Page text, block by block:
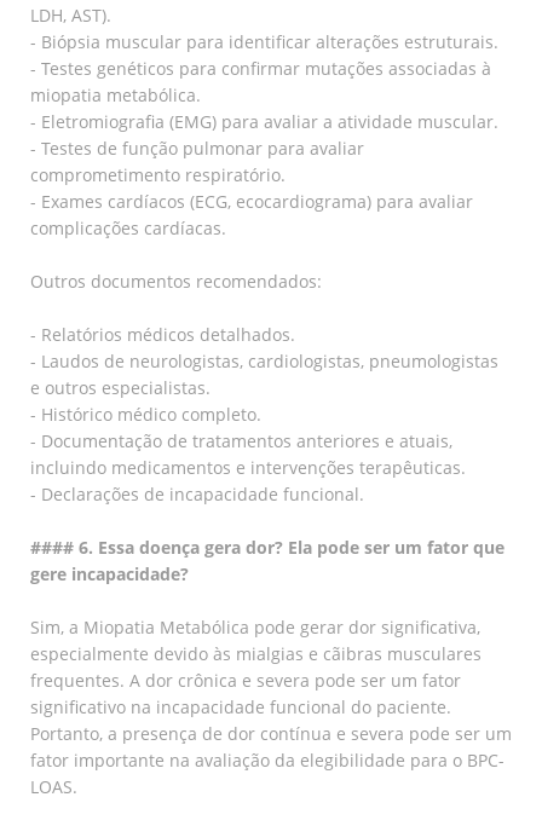
LDH, AST).
- Biópsia muscular para identificar alterações estruturais.
- Testes genéticos para confirmar mutações associadas à
miopatia metabólica.
- Eletromiografia (EMG) para avaliar a atividade muscular.
- Testes de função pulmonar para avaliar
comprometimento respiratório.
- Exames cardíacos (ECG, ecocardiograma) para avaliar
complicações cardíacas.
Outros documentos recomendados:
- Relatórios médicos detalhados.
- Laudos de neurologistas, cardiologistas, pneumologistas
e outros especialistas.
- Histórico médico completo.
- Documentação de tratamentos anteriores e atuais,
incluindo medicamentos e intervenções terapêuticas.
- Declarações de incapacidade funcional.
#### 6. Essa doença gera dor? Ela pode ser um fator que
gere incapacidade?
Sim, a Miopatia Metabólica pode gerar dor significativa,
especialmente devido às mialgias e cãibras musculares
frequentes. A dor crônica e severa pode ser um fator
significativo na incapacidade funcional do paciente.
Portanto, a presença de dor contínua e severa pode ser um
fator importante na avaliação da elegibilidade para o BPC-
LOAS.